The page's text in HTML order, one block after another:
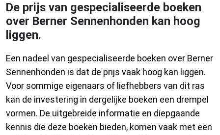
De prijs van gespecialiseerde boeken
over Berner Sennenhonden kan hoog
liggen.
Een nadeel van gespecialiseerde boeken over Berner
Sennenhonden is dat de prijs vaak hoog kan liggen.
Voor sommige eigenaars of liefhebbers van dit ras
kan de investering in dergelijke boeken een drempel
vormen. De uitgebreide informatie en diepgaande
kennis die deze boeken bieden, komen vaak met een